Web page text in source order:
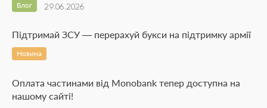
29.06.2026
Блог
Підтримай ЗСУ — перерахуй букси на підтримку армії
Новина
Оплата частинами від Monobank тепер доступна на
нашому сайті!